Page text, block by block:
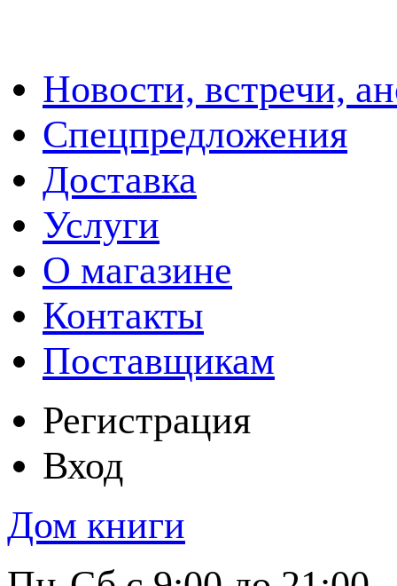
Новости, встречи,
Спецпредложения
Доставка
Услуги
О магазине
Контакты
Поставщикам
Регистрация
Вход
Дом книги